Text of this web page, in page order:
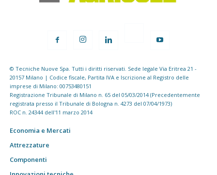
© Tecniche Nuove Spa. Tutti i diritti riservati. Sede legale Via Eritrea 21 -
20157 Milano | Codice fiscale, Partita IVA e Iscrizione al Registro delle
imprese di Milano: 00753480151
Registrazione Tribunale di Milano n. 65 del 05/03/2014 (Precedentemente
registrata presso il Tribunale di Bologna n. 4273 del 07/04/1973)
ROC n. 24344 dell'11 marzo 2014
Economia e Mercati
Attrezzature
Componenti